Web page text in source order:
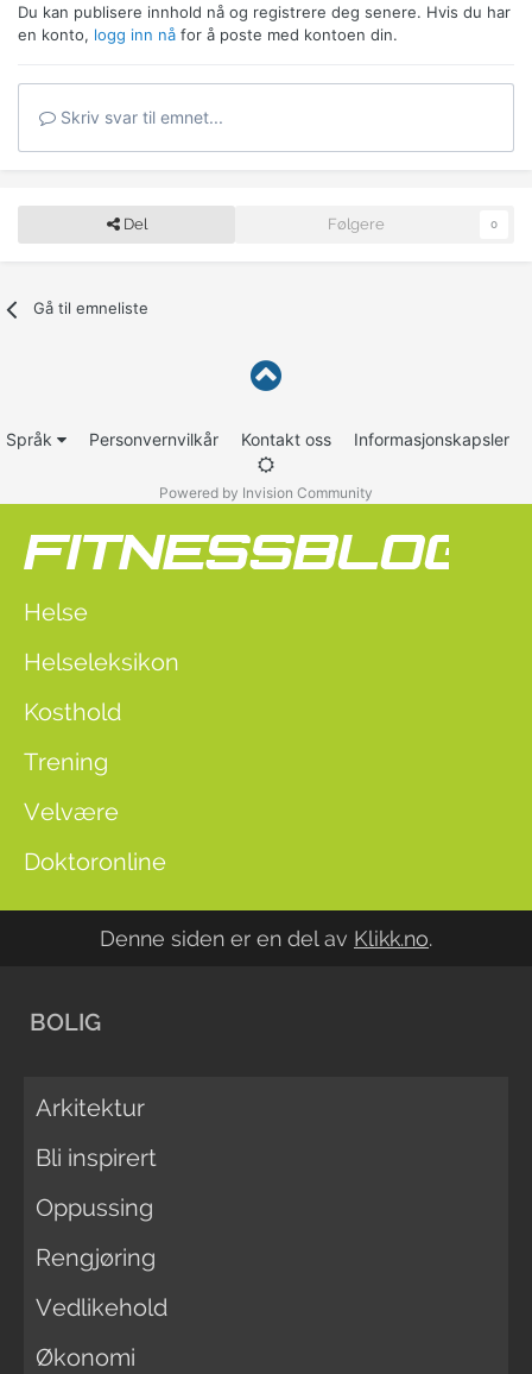
Du kan publisere innhold nå og registrere deg senere. Hvis du har
en konto, logg inn nå for å poste med kontoen din.
Skriv svar til emnet...
Del Følgere 0
Gå til emneliste
Språk Personvernvilkår Kontakt oss Informasjonskapsler
Powered by Invision Community
Helse
Helseleksikon
Kosthold
Trening
Velvære
Doktoronline
Denne siden er en del av Klikk.no.
BOLIG
Arkitektur
Bli inspirert
Oppussing
Rengjøring
Vedlikehold
Økonomi